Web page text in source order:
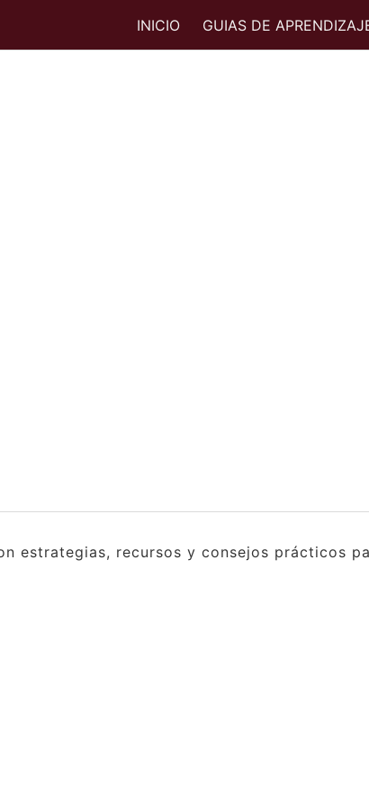
INICIO GUIAS DE
estrategias, recursos y consejos prácticos